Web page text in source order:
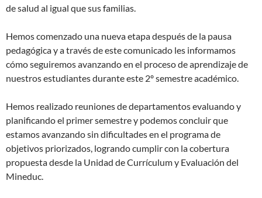
de salud al igual que sus familias.
Hemos comenzado una nueva etapa después de la pausa
pedagógica y a través de este comunicado les informamos
cómo seguiremos avanzando en el proceso de aprendizaje de
nuestros estudiantes durante este 2º semestre académico.
Hemos realizado reuniones de departamentos evaluando y
planificando el primer semestre y podemos concluir que
estamos avanzando sin dificultades en el programa de
objetivos priorizados, logrando cumplir con la cobertura
propuesta desde la Unidad de Currículum y Evaluación del
Mineduc.